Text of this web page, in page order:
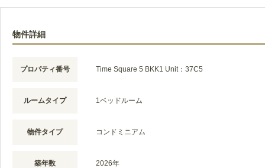
物件詳細
プロパティ番号 Time Square 5 BKK1 Unit：37C5
ルームタイプ 1ベッドルーム
物件タイプ コンドミニアム
築年数 2026年